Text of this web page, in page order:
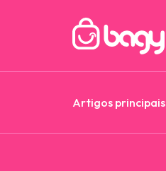
Artigos principais